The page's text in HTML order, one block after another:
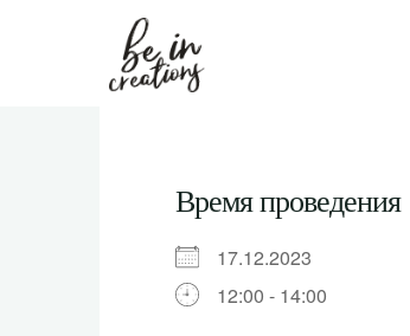
Время проведения
17.12.2023
12:00 - 14:00